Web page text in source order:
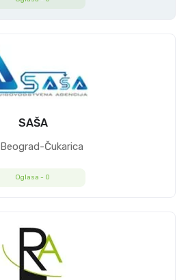
SAŠA
Beograd-Čukarica
Oglasa - 0